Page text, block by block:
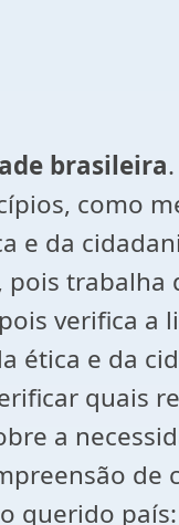
brasileira
como
e da
verifica a
ética e da
quais
a
de
querido